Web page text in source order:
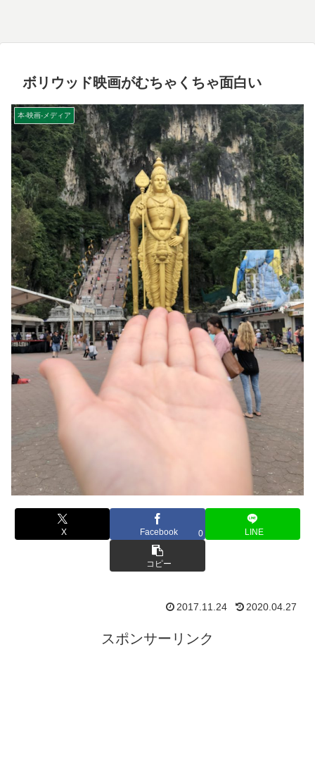
ボリウッド映画がむちゃくちゃ面白い
本-映画-メディア
X Facebook 0 LINE
コピー
2017.11.24 2020.04.27
スポンサーリンク